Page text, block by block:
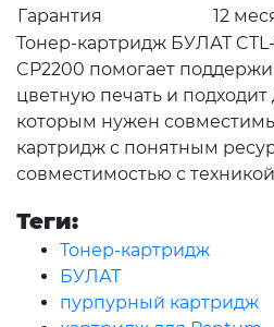
Гарантия
12
Тонер-картридж БУЛАТ
CP2200 помогает
цветную печать и подходит
которым нужен
картридж с понятным
совместимостью с
Теги:
Тонер-картридж
БУЛАТ
пурпурный картридж